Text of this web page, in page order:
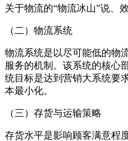
关于物流的“物流冰山”说、
（二）物流系统
物流系统是以尽可能低的物
服务的机制。该系统的核心
统目标是达到营销大系统要
本最小化。
（三）存货与运输策略
存货水平是影响顾客满意程